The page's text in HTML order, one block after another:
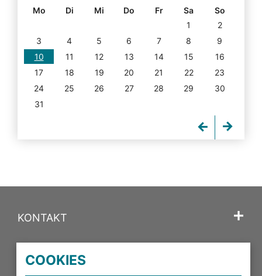
Mo Di Mi Do Fr Sa
So
1
2
3
4 5 6 7 8
9
10
11 12 13 14 15
16
17
18 19 20 21 22
23
24
25 26 27 28 29
30
31
KONTAKT
COOKIES